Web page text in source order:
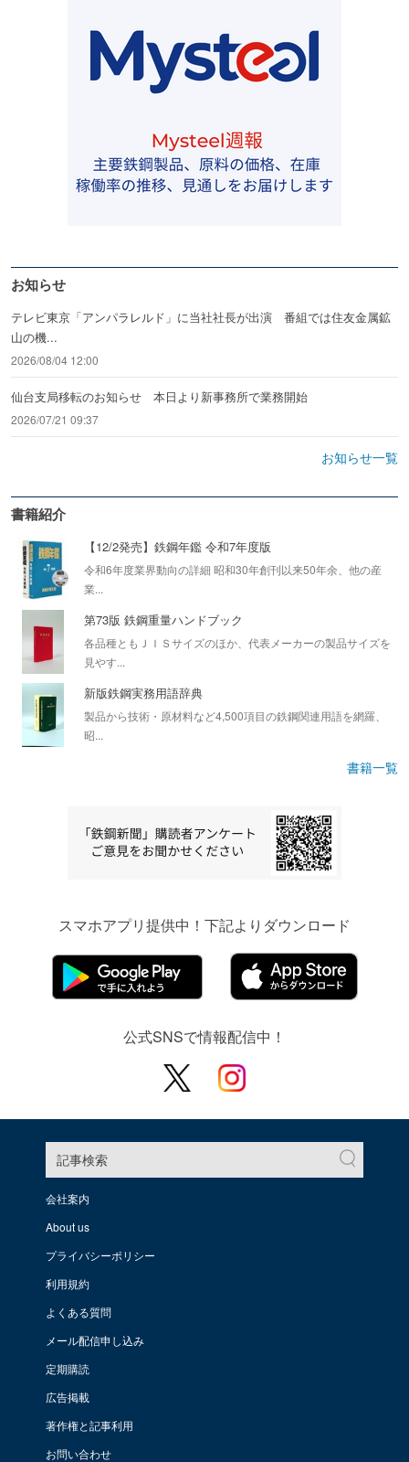
お知らせ
テレビ東京「アンパラレルド」に当社社長が出演 番組では住友金属鉱
山の機...
2026/08/04 12:00
仙台支局移転のお知らせ 本日より新事務所で業務開始
2026/07/21 09:37
お知らせ一覧
書籍紹介
【12/2発売】鉄鋼年鑑 令和7年度版
令和6年度業界動向の詳細 昭和30年創刊以来50年余、他の産
業...
第73版 鉄鋼重量ハンドブック
各品種ともＪＩＳサイズのほか、代表メーカーの製品サイズを
見やす...
新版鉄鋼実務用語辞典
製品から技術・原材料など4,500項目の鉄鋼関連用語を網羅、
昭...
書籍一覧
スマホアプリ提供中！下記よりダウンロード
公式SNSで情報配信中！
記事検索
会社案内
About us
プライバシーポリシー
利用規約
よくある質問
メール配信申し込み
定期購読
広告掲載
著作権と記事利用
お問い合わせ